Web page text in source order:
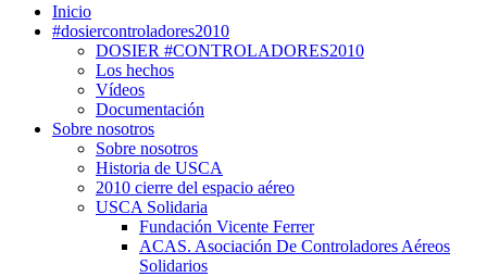
Inicio
#dosiercontroladores2010
DOSIER #CONTROLADORES2010
Los hechos
Vídeos
Documentación
Sobre nosotros
Sobre nosotros
Historia de USCA
2010 cierre del espacio aéreo
USCA Solidaria
Fundación Vicente Ferrer
ACAS. Asociación De Controladores Aéreos
Solidarios